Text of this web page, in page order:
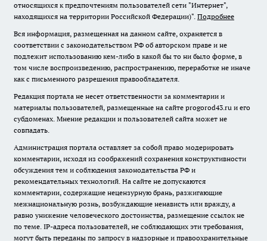
относящихся к предпочтениям пользователей сети "Интернет",
находящихся на территории Российской Федерации)". Подробнее
Вся информация, размещенная на данном сайте, охраняется в
соответствии с законодательством РФ об авторском праве и не
подлежит использованию кем-либо в какой бы то ни было форме, в
том числе воспроизведению, распространению, переработке не иначе
как с письменного разрешения правообладателя.
Редакция портала не несет ответственности за комментарии и
материалы пользователей, размещенные на сайте progorod43.ru и его
субдоменах. Мнение редакции и пользователей сайта может не
совпадать.
Администрация портала оставляет за собой право модерировать
комментарии, исходя из соображений сохранения конструктивности
обсуждения тем и соблюдения законодательства РФ и
рекомендательных технологий. На сайте не допускаются
комментарии, содержащие нецензурную брань, разжигающие
межнациональную рознь, возбуждающие ненависть или вражду, а
равно унижение человеческого достоинства, размещение ссылок не
по теме. IP-адреса пользователей, не соблюдающих эти требования,
могут быть переданы по запросу в надзорные и правоохранительные